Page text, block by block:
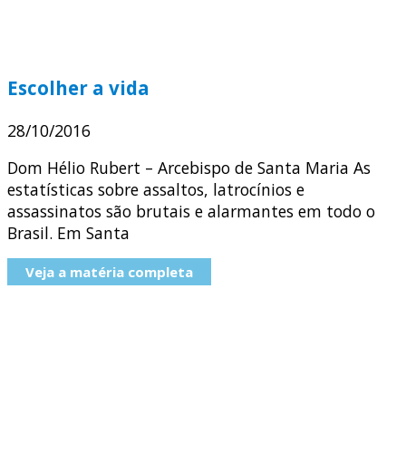
Escolher a vida
28/10/2016
Dom Hélio Rubert – Arcebispo de Santa Maria As
estatísticas sobre assaltos, latrocínios e
assassinatos são brutais e alarmantes em todo o
Brasil. Em Santa
Veja a matéria completa